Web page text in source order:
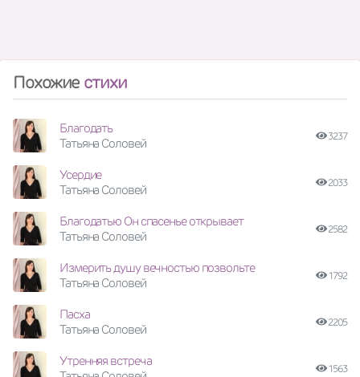
Похожие стихи
Благодать
Татьяна Соловей
3237
Усердие
Татьяна Соловей
2033
Благодатью Он спасенье открывает
Татьяна Соловей
2582
Измерить душу вечностью позвольте
Татьяна Соловей
1792
Пасха
Татьяна Соловей
2205
Утренняя встреча
1563